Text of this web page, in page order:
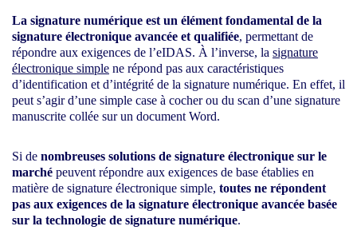
La signature numérique est un élément fondamental de la
signature électronique avancée et qualifiée, permettant de
répondre aux exigences de l’eIDAS. À l’inverse, la signature
électronique simple ne répond pas aux caractéristiques
d’identification et d’intégrité de la signature numérique. En effet, il
peut s’agir d’une simple case à cocher ou du scan d’une signature
manuscrite collée sur un document Word.
Si de nombreuses solutions de signature électronique sur le
marché peuvent répondre aux exigences de base établies en
matière de signature électronique simple, toutes ne répondent
pas aux exigences de la signature électronique avancée basée
sur la technologie de signature numérique.